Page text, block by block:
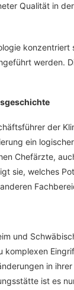
Qualität in
werden.
der
ein
Chefärzte,
sie, welches
und
komplexen
in
ist es